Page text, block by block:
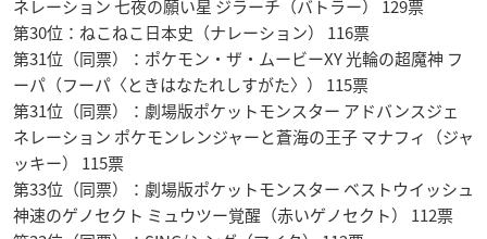
ネレーション 七夜の願い星 ジラーチ（バトラー） 129票
第30位：ねこねこ日本史（ナレーション） 116票
第31位（同票）：ポケモン・ザ・ムービーXY 光輪の超魔神 フ
ーパ（フーパ〈ときはなたれしすがた〉） 115票
第31位（同票）：劇場版ポケットモンスター アドバンスジェ
ネレーション ポケモンレンジャーと蒼海の王子 マナフィ（ジャ
ッキー） 115票
第33位（同票）：劇場版ポケットモンスター ベストウイッシュ
神速のゲノセクト ミュウツー覚醒（赤いゲノセクト） 112票